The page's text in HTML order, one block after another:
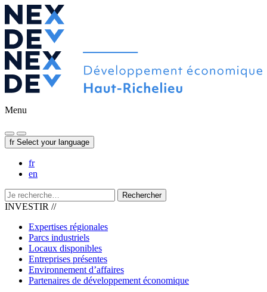
Menu
fr Select your language
fr
en
Rechercher
INVESTIR //
Expertises régionales
Parcs industriels
Locaux disponibles
Entreprises présentes
Environnement d’affaires
Partenaires de développement économique